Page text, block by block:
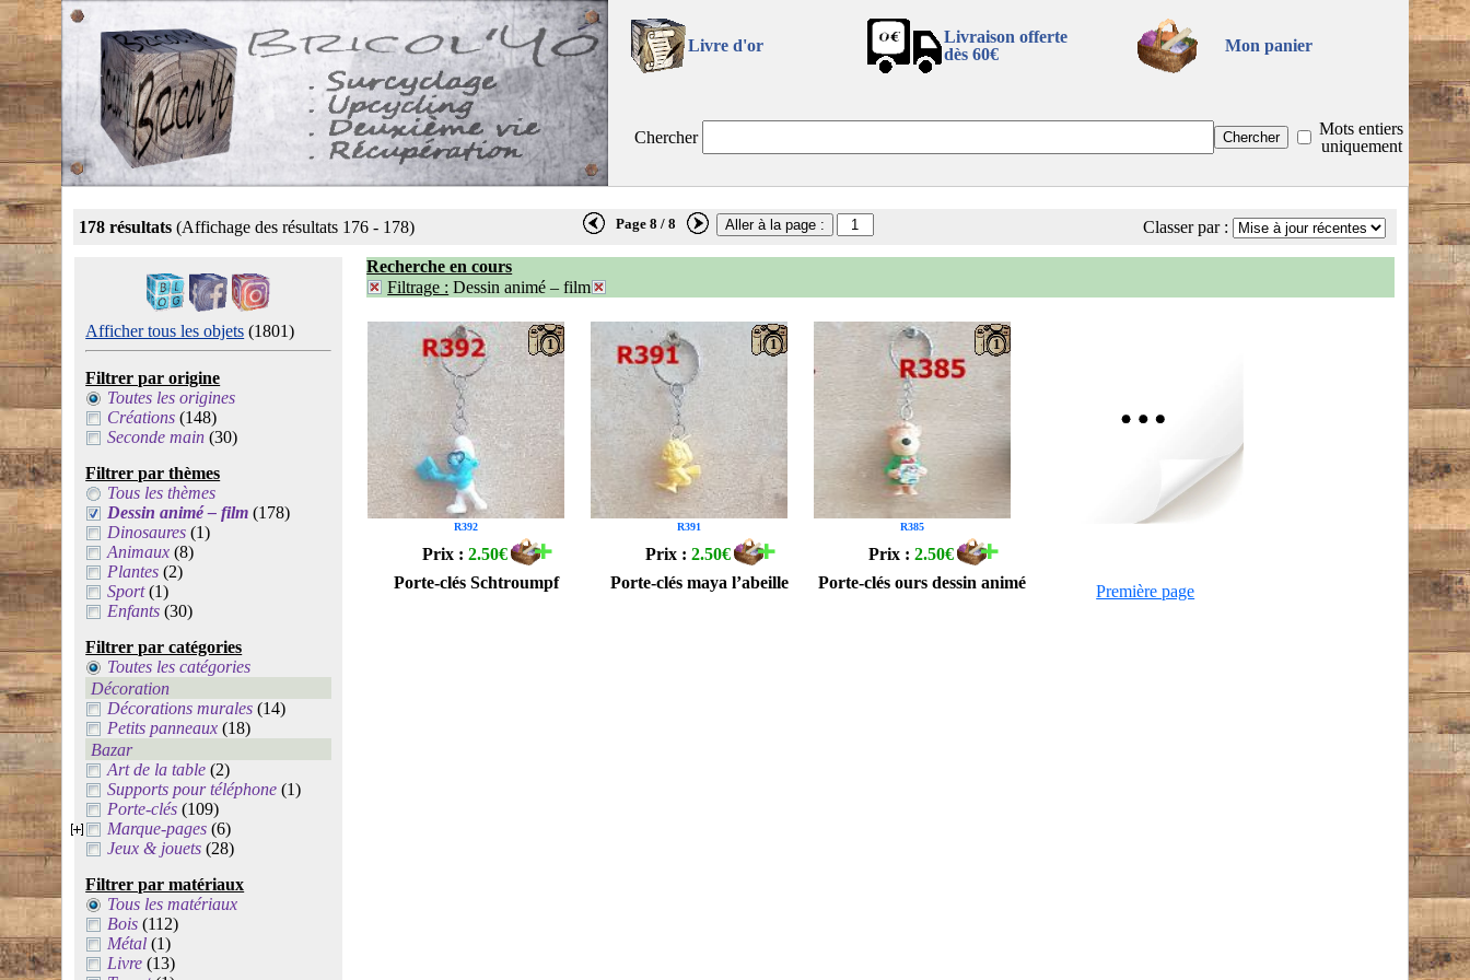
Livre d'or
Livraison offerte
dès 60€
Mon panier
Chercher
Mots entiers
uniquement
178 résultats (Affichage des résultats 176 - 178) Page 8 / 8 Classer par :
Afficher tous les objets (1801)
Filtrer par origine
Toutes les origines
Créations (148)
Seconde main (30)
Filtrer par thèmes
Tous les thèmes
Dessin animé – film (178)
Dinosaures (1)
Animaux (8)
Plantes (2)
Sport(1)
Enfants (30)
Filtrer par catégories
Toutes les catégories
Décoration
Décorations murales (14)
Petits panneaux (18)
Bazar
Art de la table (2)
Supports pour téléphone (1)
Porte-clés (109)
Marque-pages (6)
Jeux & jouets (28)
Filtrer par matériaux
Tous les matériaux
Bois (112)
Métal (1)
Livre (13)
Recherche en cours
Filtrage : Dessin animé – film
R392
1
Prix :2.50€
Porte-clés Schtroumpf
R391
1
Prix :2.50€
Porte-clés maya l’abeille
R385
1
Prix :2.50€
Porte-clés ours dessin animé
Première page